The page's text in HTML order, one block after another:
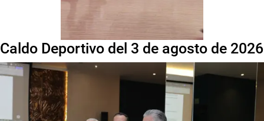
Caldo Deportivo del 3 de agosto de 2026